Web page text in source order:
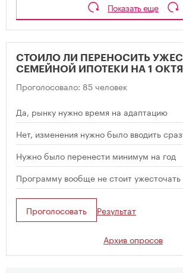
Показать еще
СТОИЛО ЛИ ПЕРЕНОСИТЬ
СЕМЕЙНОЙ ИПОТЕКИ НА 1
Проголосовало: 85 человек
Да, рынку нужно время на адаптацию
Нет, изменения нужно было вводить
Нужно было перенести минимум на год
Программу вообще не стоит ужесточать
Проголосовать Результат
Архив опросов